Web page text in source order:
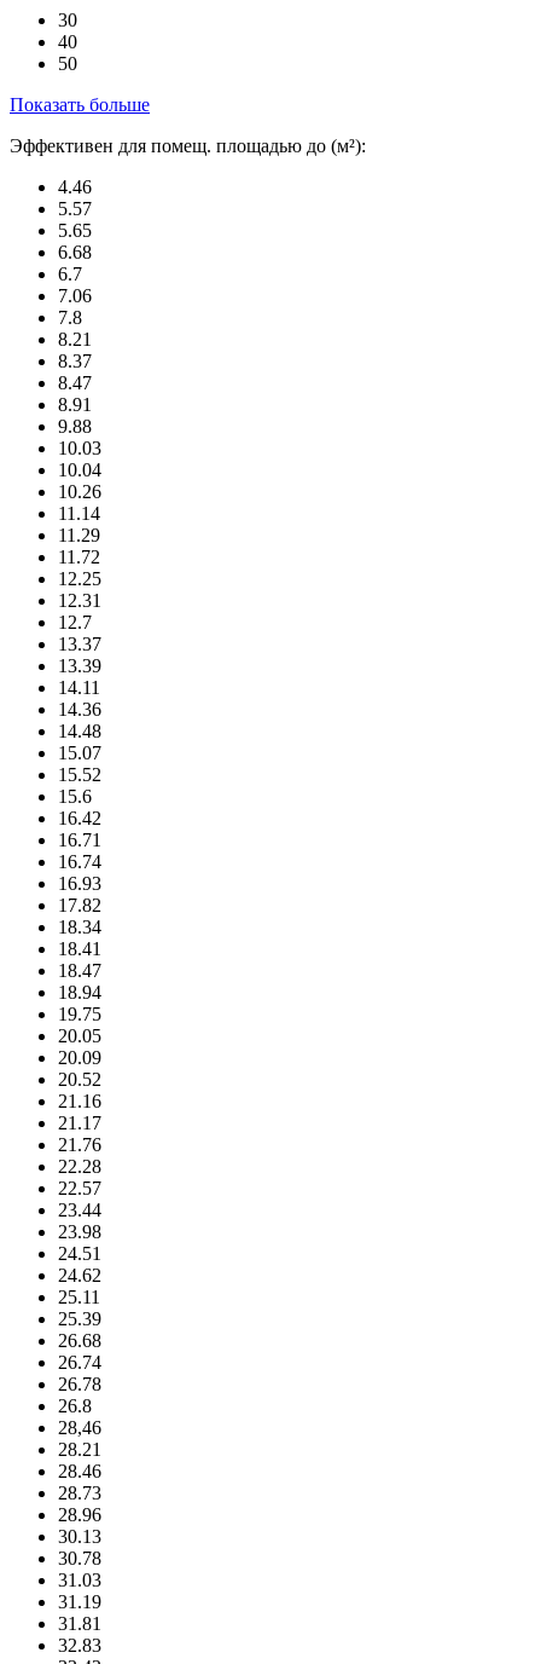
30
40
50
Показать больше
Эффективен для помещ. площадью до (м²):
4.46
5.57
5.65
6.68
6.7
7.06
7.8
8.21
8.37
8.47
8.91
9.88
10.03
10.04
10.26
11.14
11.29
11.72
12.25
12.31
12.7
13.37
13.39
14.11
14.36
14.48
15.07
15.52
15.6
16.42
16.71
16.74
16.93
17.82
18.34
18.41
18.47
18.94
19.75
20.05
20.09
20.52
21.16
21.17
21.76
22.28
22.57
23.44
23.98
24.51
24.62
25.11
25.39
26.68
26.74
26.78
26.8
28,46
28.21
28.46
28.73
28.96
30.13
30.78
31.03
31.19
31.81
32.83